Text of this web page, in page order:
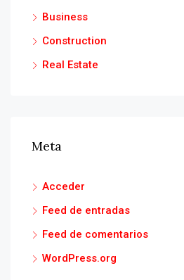
Business
Construction
Real Estate
Meta
Acceder
Feed de entradas
Feed de comentarios
WordPress.org